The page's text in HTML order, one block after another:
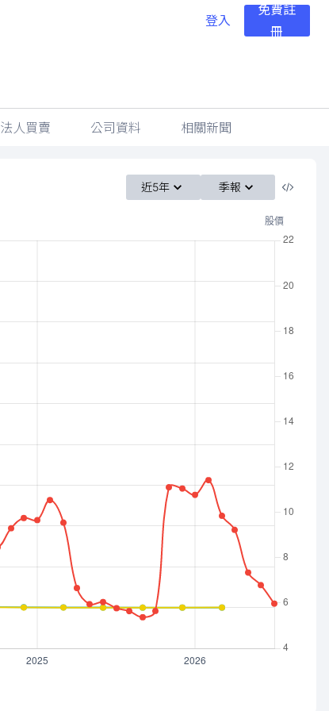
登入
免費註
冊
法人買賣 公司資料 相關新聞
近5年 季報